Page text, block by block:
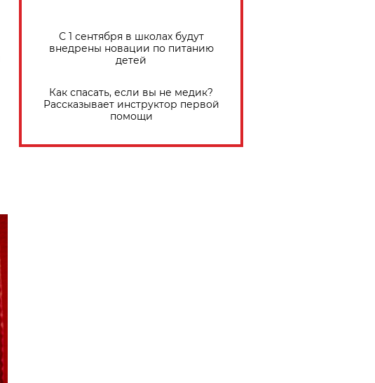
С 1 сентября в школах будут
внедрены новации по питанию
детей
Как спасать, если вы не медик?
Рассказывает инструктор первой
помощи